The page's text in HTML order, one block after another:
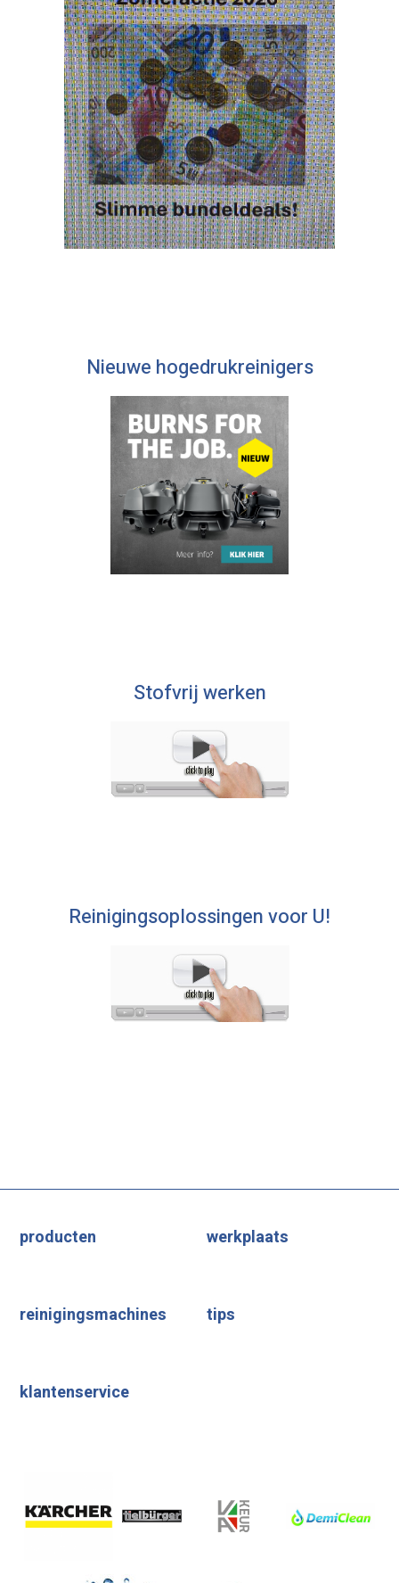
Nieuwe hogedrukreinigers
Stofvrij werken
Reinigingsoplossingen voor U!
producten werkplaats
reinigingsmachines tips
klantenservice